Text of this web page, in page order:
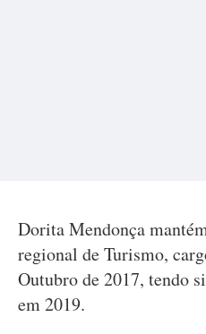
Dorita Mendonça
regional de Turismo,
Outubro de 2017, tendo
em 2019.